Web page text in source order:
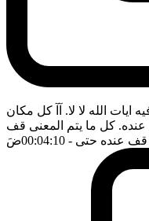
ايات الله لا لا. آآ كل مكان
كل ما يتم المعنى قف
قف عنده حتى - 00:04:10 ضَ